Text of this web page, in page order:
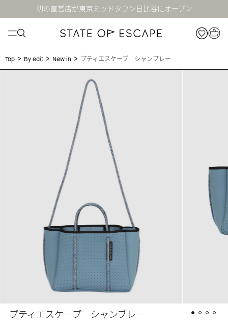
初の直営店が東京ミッドタウン日比谷にオープン
Top > By edit > New in > プティエスケープ シャンブレー
プティエスケープ シャンブレー